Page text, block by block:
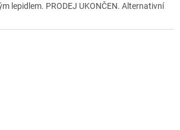
lepidlem. PRODEJ UKONČEN. Alternativní